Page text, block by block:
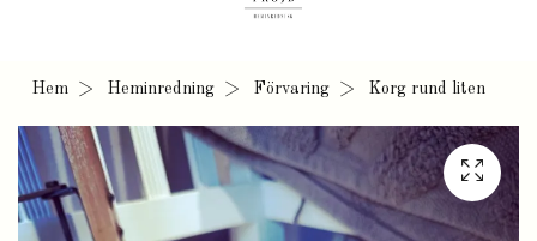
Hem Heminredning Förvaring Korg rund liten